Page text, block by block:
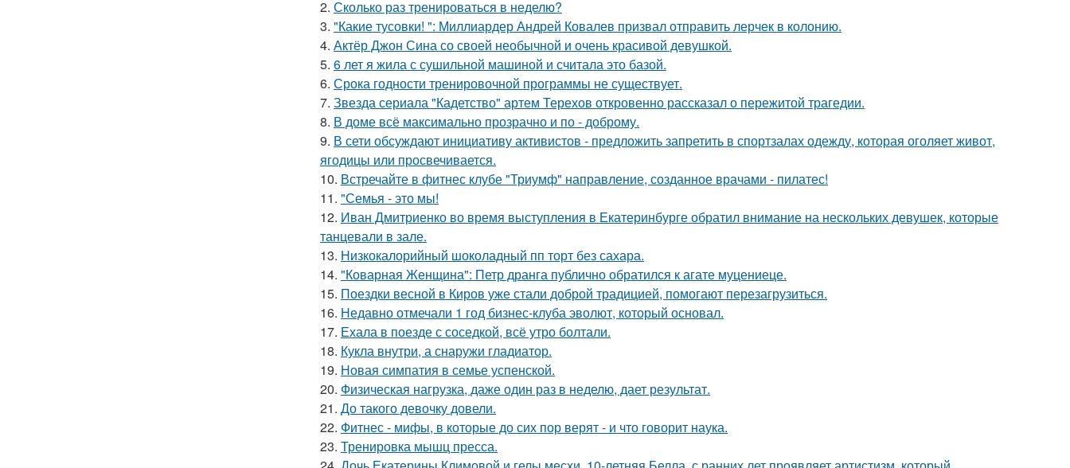
2. Сколько раз тренироваться в неделю?
3. "Какие тусовки! ": Миллиардер Андрей Ковалев призвал отправить лерчек в колонию.
4. Актёр Джон Сина со своей необычной и очень красивой девушкой.
5. 6 лет я жила с сушильной машиной и считала это базой.
6. Срока годности тренировочной программы не существует.
7. Звезда сериала "Кадетство" артем Терехов откровенно рассказал о пережитой трагедии.
8. В доме всё максимально прозрачно и по - доброму.
9. В сети обсуждают инициативу активистов - предложить запретить в спортзалах одежду, которая оголяет живот,
ягодицы или просвечивается.
10. Встречайте в фитнес клубе "Триумф" направление, созданное врачами - пилатес!
11. "Семья - это мы!
12. Иван Дмитриенко во время выступления в Екатеринбурге обратил внимание на нескольких девушек, которые
танцевали в зале.
13. Низкокалорийный шоколадный пп торт без сахара.
14. "Коварная Женщина": Петр дранга публично обратился к агате муцениеце.
15. Поездки весной в Киров уже стали доброй традицией, помогают перезагрузиться.
16. Недавно отмечали 1 год бизнес-клуба эволют, который основал.
17. Ехала в поезде с соседкой, всё утро болтали.
18. Кукла внутри, а снаружи гладиатор.
19. Новая симпатия в семье успенской.
20. Физическая нагрузка, даже один раз в неделю, дает результат.
21. До такого девочку довели.
22. Фитнес - мифы, в которые до сих пор верят - и что говорит наука.
23. Тренировка мышц пресса.